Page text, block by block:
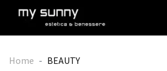
Home BEAUTY